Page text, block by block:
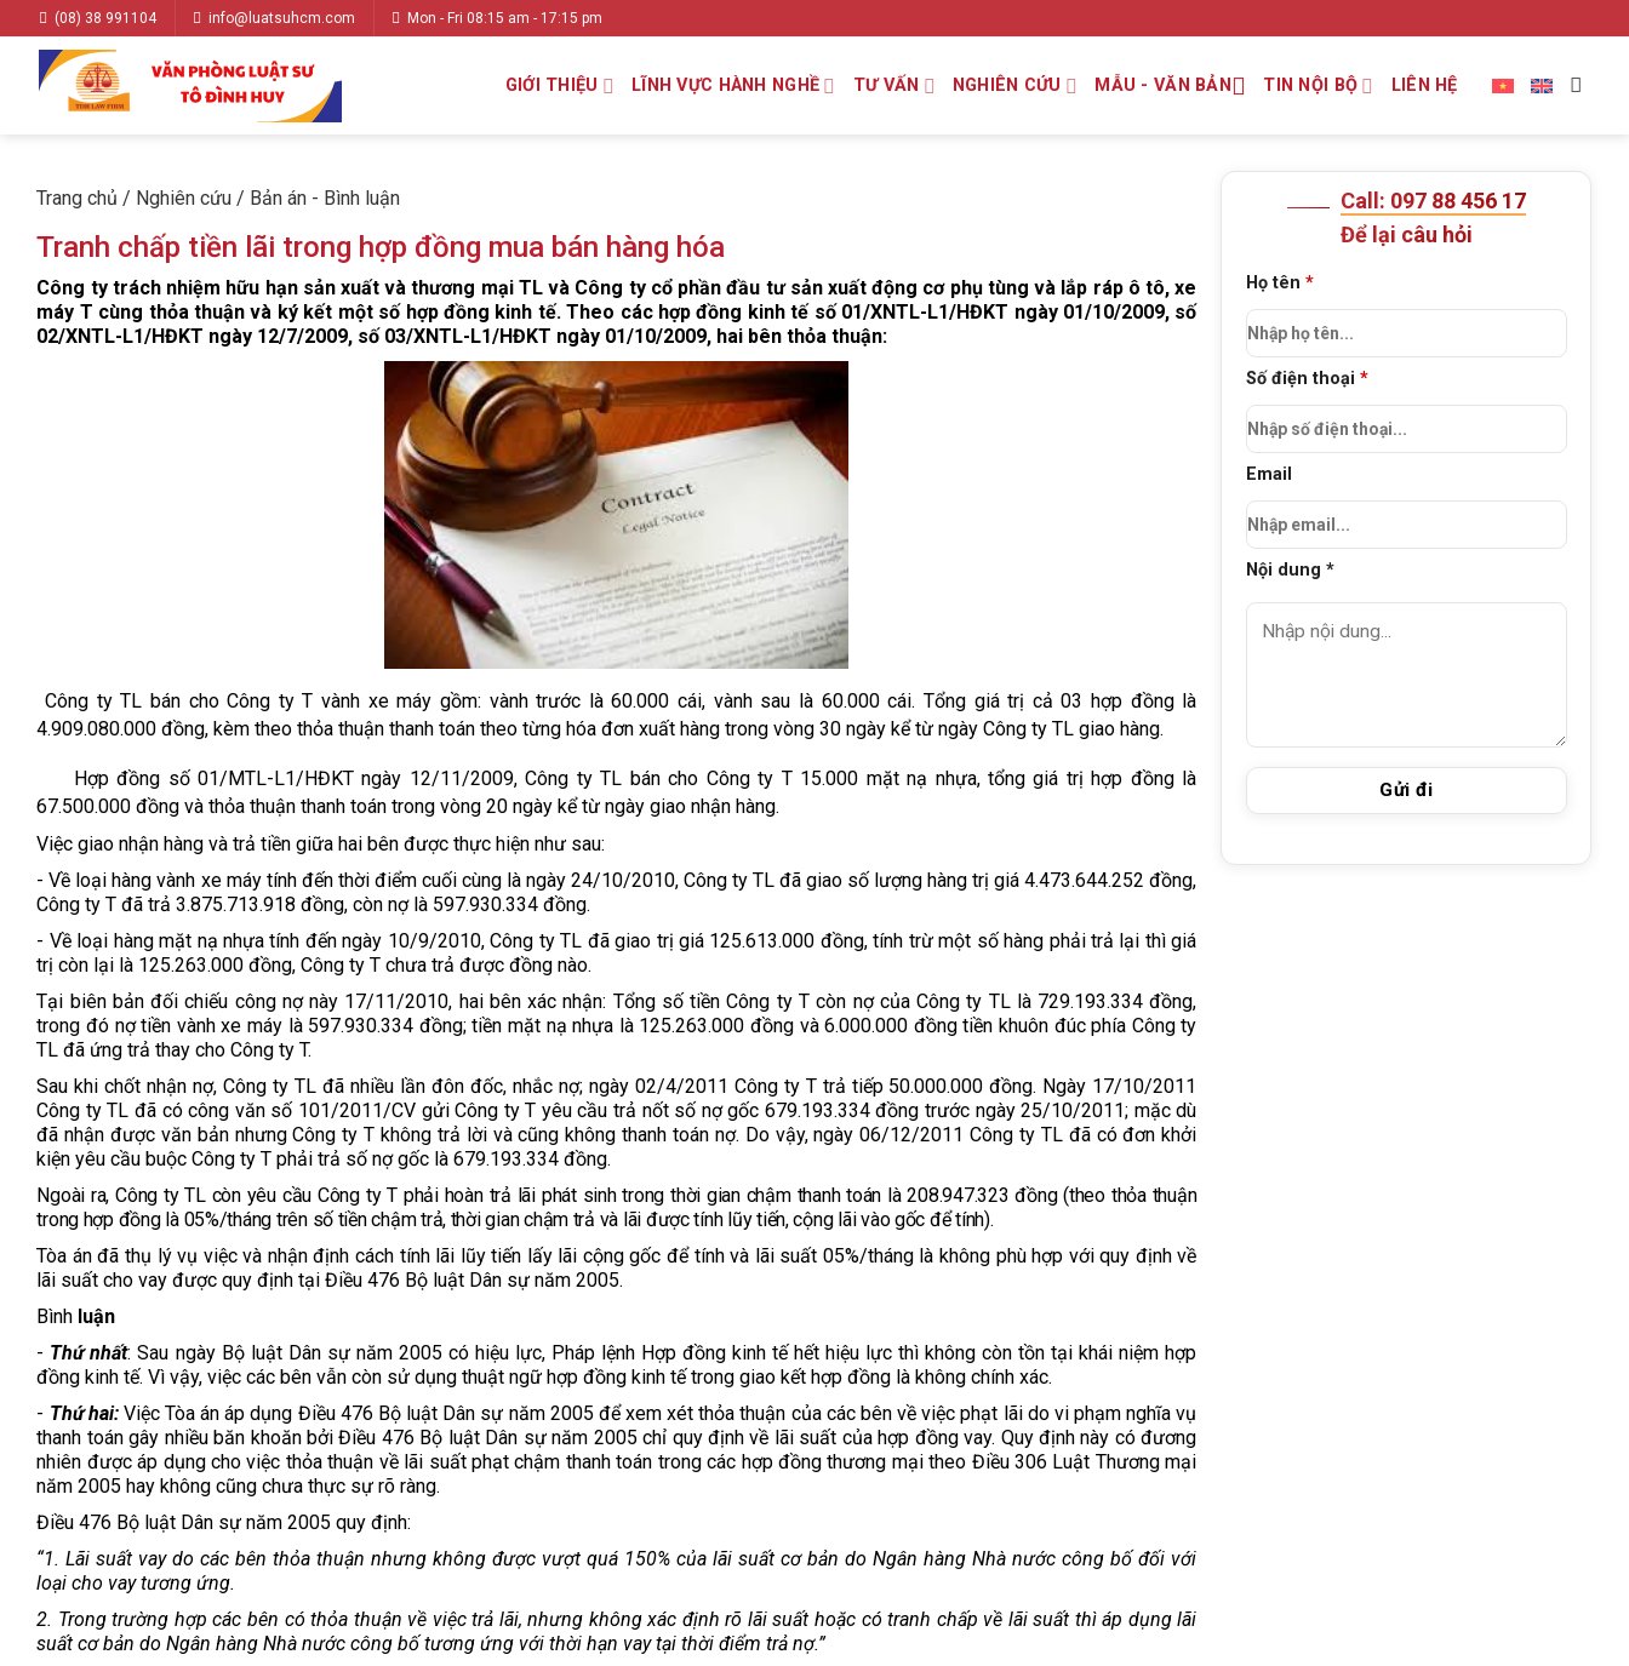
(08) 38 991104 info@luatsuhcm.com Mon - Fri 08:15 am - 17:15 pm
GIỚI THIỆU LĨNH VỰC HÀNH NGHỀ TƯ VẤN NGHIÊN CỨU MẪU - VĂN BẢN TIN NỘI BỘ LIÊN HỆ
Trang chủ / Nghiên cứu / Bản án - Bình luận
Tranh chấp tiền lãi trong hợp đồng mua bán hàng hóa
Công ty trách nhiệm hữu hạn sản xuất và thương mại TL và Công ty cổ phần đầu tư sản xuất động cơ phụ tùng và lắp ráp ô tô, xe
máy T cùng thỏa thuận và ký kết một số hợp đồng kinh tế. Theo các hợp đồng kinh tế số 01/XNTL-L1/HĐKT ngày 01/10/2009, số
02/XNTL-L1/HĐKT ngày 12/7/2009, số 03/XNTL-L1/HĐKT ngày 01/10/2009, hai bên thỏa thuận:
Công ty TL bán cho Công ty T vành xe máy gồm: vành trước là 60.000 cái, vành sau là 60.000 cái. Tổng giá trị cả 03 hợp đồng là
4.909.080.000 đồng, kèm theo thỏa thuận thanh toán theo từng hóa đơn xuất hàng trong vòng 30 ngày kể từ ngày Công ty TL giao hàng.
Hợp đồng số 01/MTL-L1/HĐKT ngày 12/11/2009, Công ty TL bán cho Công ty T 15.000 mặt nạ nhựa, tổng giá trị hợp đồng là
67.500.000 đồng và thỏa thuận thanh toán trong vòng 20 ngày kể từ ngày giao nhận hàng.
Việc giao nhận hàng và trả tiền giữa hai bên được thực hiện như sau:
- Về loại hàng vành xe máy tính đến thời điểm cuối cùng là ngày 24/10/2010, Công ty TL đã giao số lượng hàng trị giá 4.473.644.252 đồng,
Công ty T đã trả 3.875.713.918 đồng, còn nợ là 597.930.334 đồng.
- Về loại hàng mặt nạ nhựa tính đến ngày 10/9/2010, Công ty TL đã giao trị giá 125.613.000 đồng, tính trừ một số hàng phải trả lại thì giá
trị còn lại là 125.263.000 đồng, Công ty T chưa trả được đồng nào.
Tại biên bản đối chiếu công nợ này 17/11/2010, hai bên xác nhận: Tổng số tiền Công ty T còn nợ của Công ty TL là 729.193.334 đồng,
trong đó nợ tiền vành xe máy là 597.930.334 đồng; tiền mặt nạ nhựa là 125.263.000 đồng và 6.000.000 đồng tiền khuôn đúc phía Công ty
TL đã ứng trả thay cho Công ty T.
Sau khi chốt nhận nợ, Công ty TL đã nhiều lần đôn đốc, nhắc nợ; ngày 02/4/2011 Công ty T trả tiếp 50.000.000 đồng. Ngày 17/10/2011
Công ty TL đã có công văn số 101/2011/CV gửi Công ty T yêu cầu trả nốt số nợ gốc 679.193.334 đồng trước ngày 25/10/2011; mặc dù
đã nhận được văn bản nhưng Công ty T không trả lời và cũng không thanh toán nợ. Do vậy, ngày 06/12/2011 Công ty TL đã có đơn khởi
kiện yêu cầu buộc Công ty T phải trả số nợ gốc là 679.193.334 đồng.
Ngoài ra, Công ty TL còn yêu cầu Công ty T phải hoàn trả lãi phát sinh trong thời gian chậm thanh toán là 208.947.323 đồng (theo thỏa thuận
trong hợp đồng là 05%/tháng trên số tiền chậm trả, thời gian chậm trả và lãi được tính lũy tiến, cộng lãi vào gốc để tính).
Tòa án đã thụ lý vụ việc và nhận định cách tính lãi lũy tiến lấy lãi cộng gốc để tính và lãi suất 05%/tháng là không phù hợp với quy định về
lãi suất cho vay được quy định tại Điều 476 Bộ luật Dân sự năm 2005.
Bình luận
- Thứ nhất: Sau ngày Bộ luật Dân sự năm 2005 có hiệu lực, Pháp lệnh Hợp đồng kinh tế hết hiệu lực thì không còn tồn tại khái niệm hợp
đồng kinh tế. Vì vậy, việc các bên vẫn còn sử dụng thuật ngữ hợp đồng kinh tế trong giao kết hợp đồng là không chính xác.
- Thứ hai: Việc Tòa án áp dụng Điều 476 Bộ luật Dân sự năm 2005 để xem xét thỏa thuận của các bên về việc phạt lãi do vi phạm nghĩa vụ
thanh toán gây nhiều băn khoăn bởi Điều 476 Bộ luật Dân sự năm 2005 chỉ quy định về lãi suất của hợp đồng vay. Quy định này có đương
nhiên được áp dụng cho việc thỏa thuận về lãi suất phạt chậm thanh toán trong các hợp đồng thương mại theo Điều 306 Luật Thương mại
năm 2005 hay không cũng chưa thực sự rõ ràng.
Điều 476 Bộ luật Dân sự năm 2005 quy định:
“1. Lãi suất vay do các bên thỏa thuận nhưng không được vượt quá 150% của lãi suất cơ bản do Ngân hàng Nhà nước công bố đối với
loại cho vay tương ứng.
2. Trong trường hợp các bên có thỏa thuận về việc trả lãi, nhưng không xác định rõ lãi suất hoặc có tranh chấp về lãi suất thì áp dụng lãi
suất cơ bản do Ngân hàng Nhà nước công bố tương ứng với thời hạn vay tại thời điểm trả nợ.”
Call: 097 88 456 17
Để lại câu hỏi
Họ tên*
Số điện thoại*
Email
Nội dung *